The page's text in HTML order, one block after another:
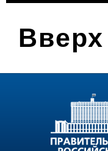
Вверх